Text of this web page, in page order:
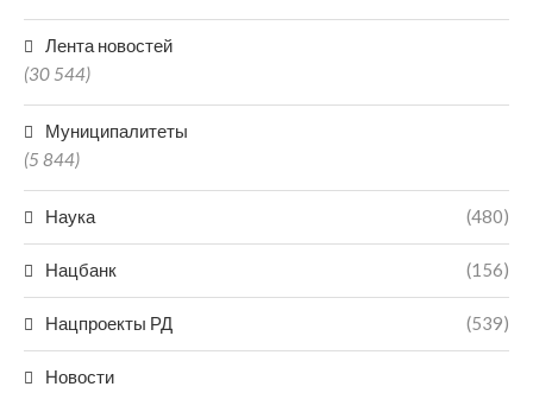
Лента новостей
(30 544)
Муниципалитеты
(5 844)
Наука (480)
Нацбанк (156)
Нацпроекты РД (539)
Новости